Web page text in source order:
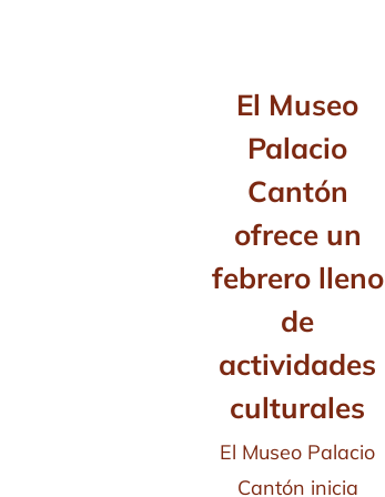
El Museo
Palacio
Cantón
ofrece un
febrero lleno
de
actividades
culturales
El Museo Palacio
Cantón inicia